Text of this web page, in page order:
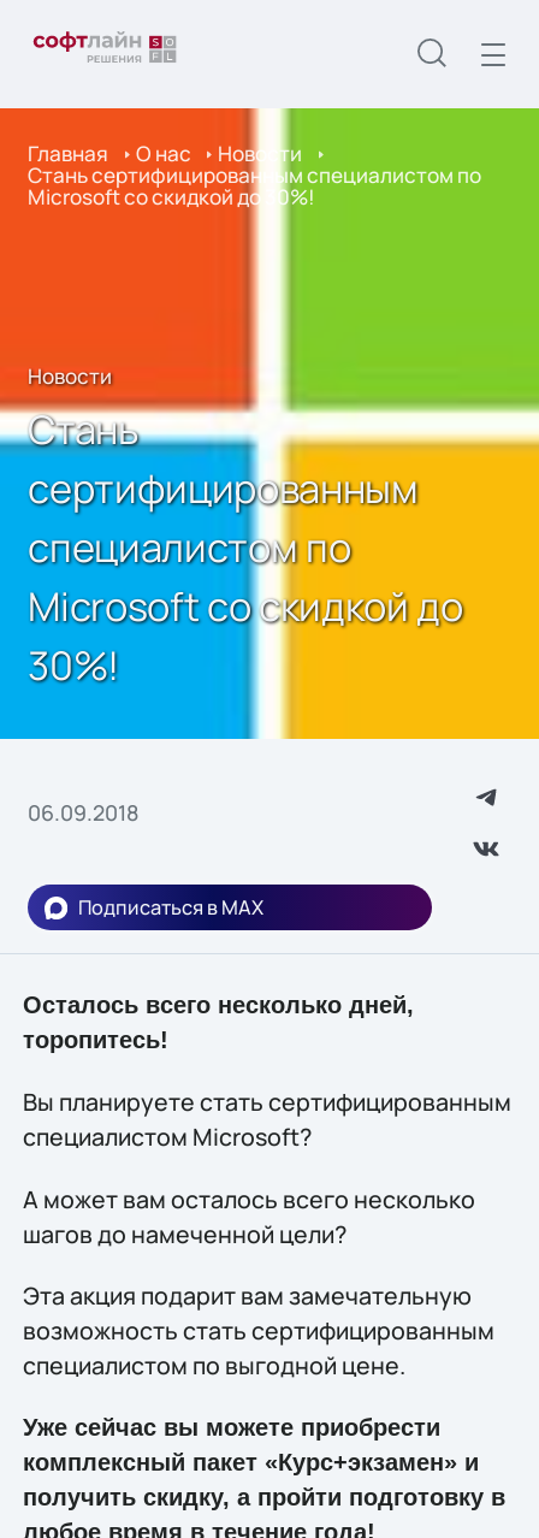
Главная О нас Новости
Стань сертифицированным специалистом по
Microsoft со скидкой до 30%!
Новости
Стань
сертифицированным
специалистом по
Microsoft со скидкой до
30%!
06.09.2018
Подписаться в MAX
Осталось всего несколько дней,
торопитесь!
Вы планируете стать сертифицированным
специалистом Microsoft?
А может вам осталось всего несколько
шагов до намеченной цели?
Эта акция подарит вам замечательную
возможность стать сертифицированным
специалистом по выгодной цене.
Уже сейчас вы можете приобрести
комплексный пакет «Курс+экзамен» и
получить скидку, а пройти подготовку в
любое время в течение года!